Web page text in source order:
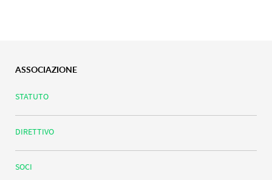
ASSOCIAZIONE
STATUTO
DIRETTIVO
SOCI